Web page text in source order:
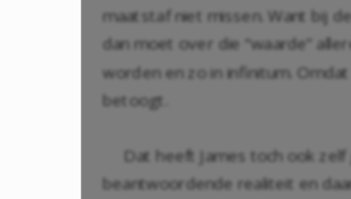
maatstaf niet missen. Want bij
dan moet over die “waarde”
worden en zo in infinitum.
betoogt.
Dat heeft James toch ook
beantwoordende realiteit en